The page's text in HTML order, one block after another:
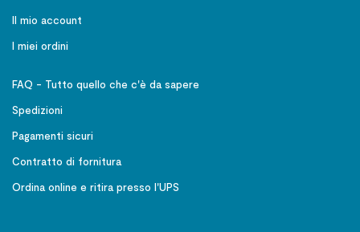
Il mio account
I miei ordini
FAQ - Tutto quello che c'è da sapere
Spedizioni
Pagamenti sicuri
Contratto di fornitura
Ordina online e ritira presso l'UPS